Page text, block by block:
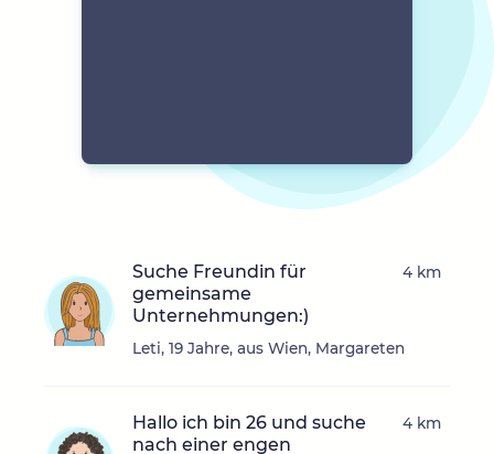
Suche Freundin für
gemeinsame
Unternehmungen:)
Leti, 19 Jahre, aus Wien, Margareten
4 km
Hallo ich bin 26 und suche
nach einer engen
4 km